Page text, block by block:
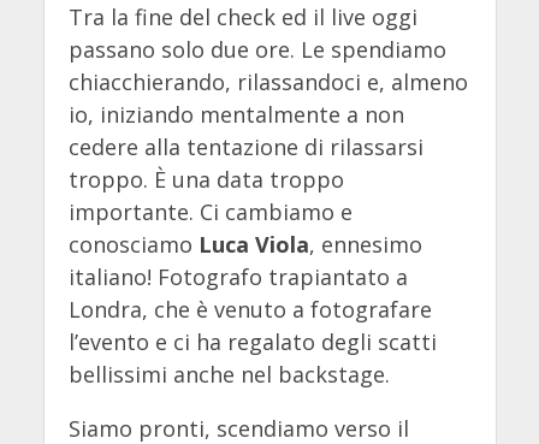
Tra la fine del check ed il live oggi
passano solo due ore. Le spendiamo
chiacchierando, rilassandoci e, almeno
io, iniziando mentalmente a non
cedere alla tentazione di rilassarsi
troppo. È una data troppo
importante. Ci cambiamo e
conosciamo Luca Viola, ennesimo
italiano! Fotografo trapiantato a
Londra, che è venuto a fotografare
l’evento e ci ha regalato degli scatti
bellissimi anche nel backstage.
Siamo pronti, scendiamo verso il